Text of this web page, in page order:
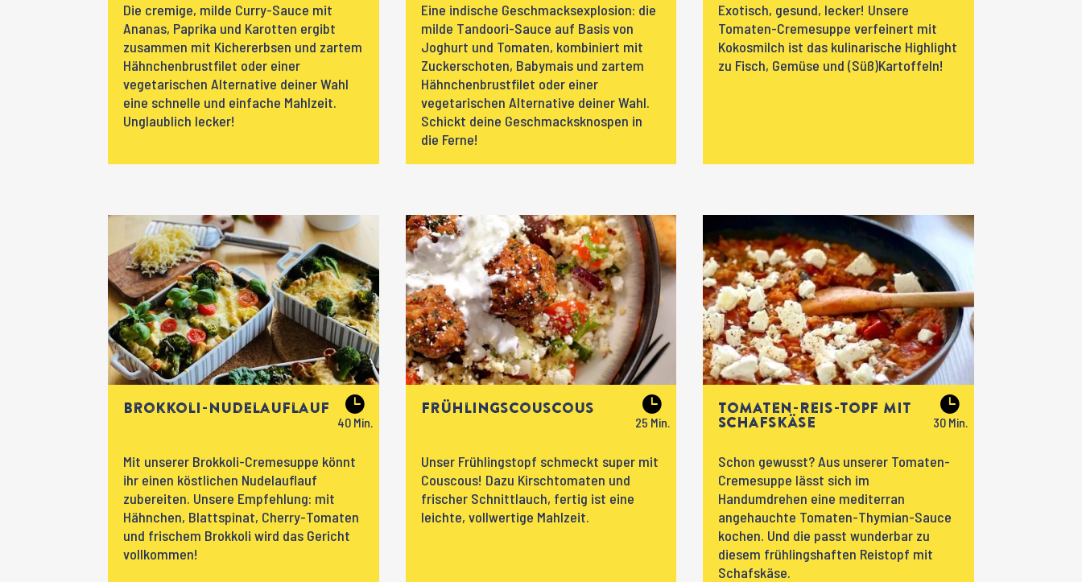
Die cremige, milde Curry-Sauce mit
Ananas, Paprika und Karotten ergibt
zusammen mit Kichererbsen und zartem
Hähnchenbrustfilet oder einer
vegetarischen Alternative deiner Wahl
eine schnelle und einfache Mahlzeit.
Unglaublich lecker!
Brokkoli-Nudelauflauf
Mit unserer Brokkoli-Cremesuppe könnt
ihr einen köstlichen Nudelauflauf
zubereiten. Unsere Empfehlung: mit
Hähnchen, Blattspinat, Cherry-Tomaten
und frischem Brokkoli wird das Gericht
vollkommen!
Eine indische Geschmacksexplosion: die
milde Tandoori-Sauce auf Basis von
Joghurt und Tomaten, kombiniert mit
Zuckerschoten, Babymais und zartem
Hähnchenbrustfilet oder einer
vegetarischen Alternative deiner Wahl.
Schickt deine Geschmacksknospen in
die Ferne!
Frühlingscouscous
Unser Frühlingstopf schmeckt super mit
Couscous! Dazu Kirschtomaten und
frischer Schnittlauch, fertig ist eine
leichte, vollwertige Mahlzeit.
Exotisch, gesund, lecker! Unsere
Tomaten-Cremesuppe verfeinert mit
Kokosmilch ist das kulinarische Highlight
zu Fisch, Gemüse und (Süß)Kartoffeln!
Tomaten-Reis-Topf mit
Schafskäse
Schon gewusst? Aus unserer Tomaten-
Cremesuppe lässt sich im
Handumdrehen eine mediterran
angehauchte Tomaten-Thymian-Sauce
kochen. Und die passt wunderbar zu
diesem frühlingshaften Reistopf mit
Schafskäse.